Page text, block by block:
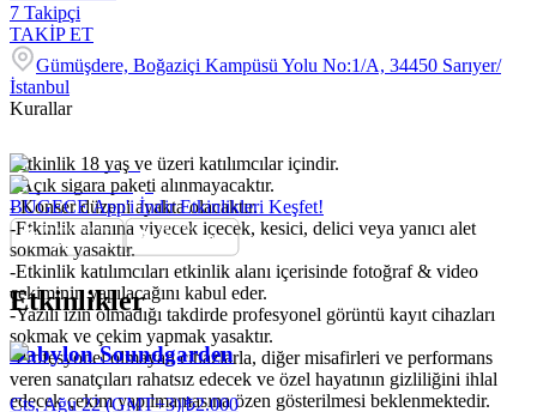
7 Takipçi
TAKİP ET
Gümüşdere, Boğaziçi Kampüsü Yolu No:1/A, 34450 Sarıyer/
İstanbul
Kurallar
-Etkinlik 18 yaş ve üzeri katılımcılar içindir.
- Açık sigara paketi alınmayacaktır.
- Konser düzeni ayakta olacaktır.
-Etkinlik alanına yiyecek içecek, kesici, delici veya yanıcı alet
sokmak yasaktır.
-Etkinlik katılımcıları etkinlik alanı içerisinde fotoğraf & video
çekiminin yapılacağını kabul eder.
-Yazılı izin olmadığı takdirde profesyonel görüntü kayıt cihazları
sokmak ve çekim yapmak yasaktır.
-Profesyonel olmayan cihazlarla, diğer misafirleri ve performans
veren sanatçıları rahatsız edecek ve özel hayatının gizliliğini ihlal
edecek çekim yapılmamasına özen gösterilmesi beklenmektedir.
BUGECE App'i İndir Etkinlikleri Keşfet!
Etkinlikler
Babylon Soundgarden
Cts, Ağu 22 (GMT+3)|₺2.000